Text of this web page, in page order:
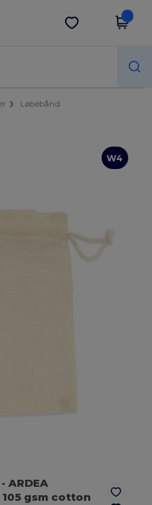
Hent app
Løbebånd
W4
- ARDEA
gsm cotton